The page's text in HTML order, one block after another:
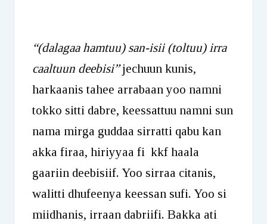
“(dalagaa hamtuu) san-isii (toltuu) irra
caaltuun deebisi”jechuun kunis,
harkaanis tahee arrabaan yoo namni
tokko sitti dabre, keessattuu namni sun
nama mirga guddaa sirratti qabu kan
akka firaa, hiriyyaa fi kkf haala
gaariin deebisiif. Yoo sirraa citanis,
walitti dhufeenya keessan sufi. Yoo si
miidhanis, irraan dabriifi. Bakka ati